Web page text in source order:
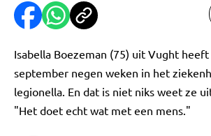
Isabella Boezeman (75) uit Vught
september negen weken in het
legionella. En dat is niet niks weet ze
"Het doet echt wat met een mens."